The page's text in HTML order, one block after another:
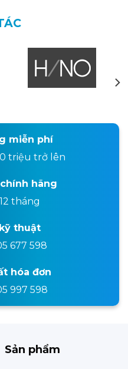
miễn phí
triệu trở lên
hãng
tháng
thuật
677 598
hóa đơn
997 598
Sản phẩm